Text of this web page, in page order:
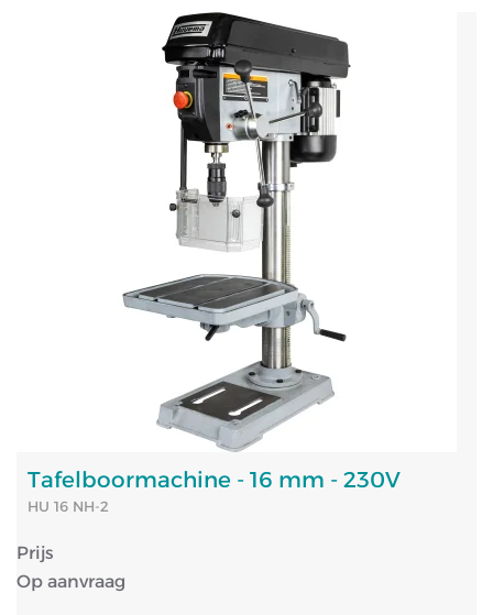
Tafelboormachine - 16 mm - 230V
HU 16 NH-2
Prijs
Op aanvraag